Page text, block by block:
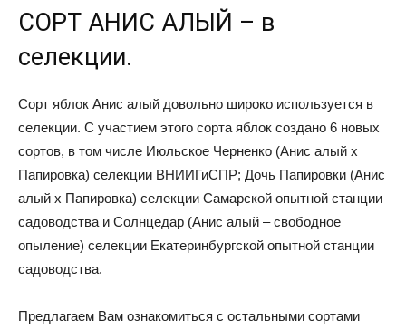
СОРТ АНИС АЛЫЙ – в
селекции.
Сорт яблок Анис алый довольно широко используется в
селекции. С участием этого сорта яблок создано 6 новых
сортов, в том числе Июльское Черненко (Анис алый х
Папировка) селекции ВНИИГиСПР; Дочь Папировки (Анис
алый х Папировка) селекции Самарской опытной станции
садоводства и Солнцедар (Анис алый – свободное
опыление) селекции Екатеринбургской опытной станции
садоводства.
Предлагаем Вам ознакомиться с остальными сортами